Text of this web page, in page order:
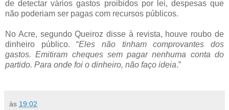
de detectar vários gastos proibidos por lei, despesas que
não poderiam ser pagas com recursos públicos.
No Acre, segundo Queiroz disse à revista, houve roubo de
dinheiro público. “Eles não tinham comprovantes dos
gastos. Emitiram cheques sem pagar nenhuma conta do
partido. Para onde foi o dinheiro, não faço ideia.”
às 19:02